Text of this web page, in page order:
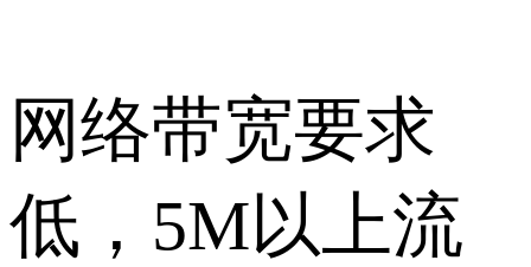
网络带宽要求
低，5M以上流